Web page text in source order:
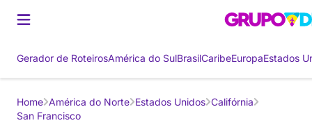
Gerador de RoteirosAmérica do SulBrasilCaribeEuropaEstados
Home América do Norte Estados Unidos Califórnia
San Francisco